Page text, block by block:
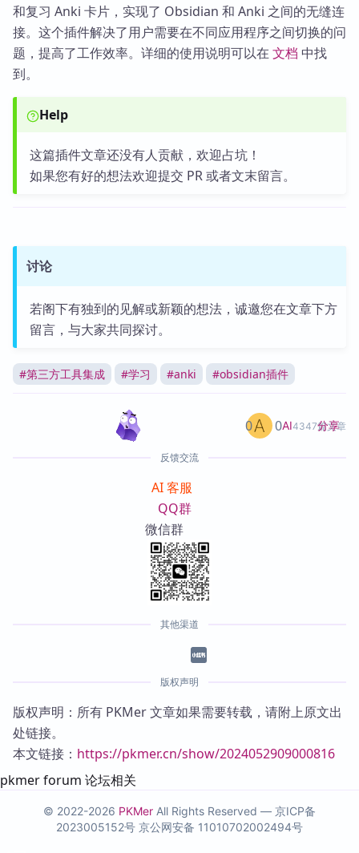
和复习 Anki 卡片，实现了 Obsidian 和 Anki 之间的无缝连
接。这个插件解决了用户需要在不同应用程序之间切换的问
题，提高了工作效率。详细的使用说明可以在 文档 中找
到。
Help
这篇插件文章还没有人贡献，欢迎占坑！
如果您有好的想法欢迎提交 PR 或者文末留言。
讨论
若阁下有独到的见解或新颖的想法，诚邀您在文章下方
留言，与大家共同探讨。
#第三方工具集成 #学习 #anki #obsidian插件
AI4347篇文章
0 0 分享
反馈交流
AI 客服
QQ群
微信群
其他渠道
版权声明
版权声明：所有 PKMer 文章如果需要转载，请附上原文出
处链接。
本文链接： https://pkmer.cn/show/2024052909000816
pkmer forum 论坛相关
© 2022-2026 PKMer All Rights Reserved — 京ICP备
2023005152号 京公网安备 11010702002494号